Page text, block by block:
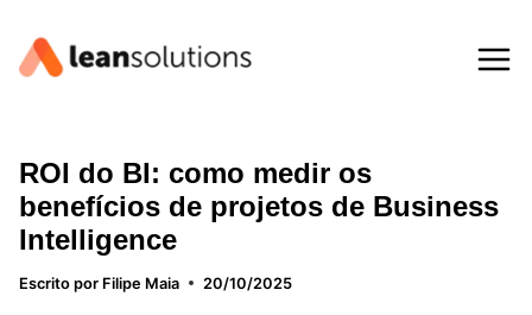
para
ROI do BI: como medir os
benefícios de projetos de Business
Intelligence
Escrito por Filipe Maia 20/10/2025